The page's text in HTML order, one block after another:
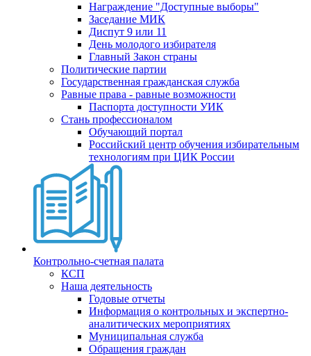
Награждение "Доступные выборы"
Заседание МИК
Диспут 9 или 11
День молодого избирателя
Главный Закон страны
Политические партии
Государственная гражданская служба
Равные права - равные возможности
Паспорта доступности УИК
Стань профессионалом
Обучающий портал
Российский центр обучения избирательным
технологиям при ЦИК России
Контрольно-счетная палата
КСП
Наша деятельность
Годовые отчеты
Информация о контрольных и экспертно-
аналитических мероприятиях
Муниципальная служба
Обращения граждан